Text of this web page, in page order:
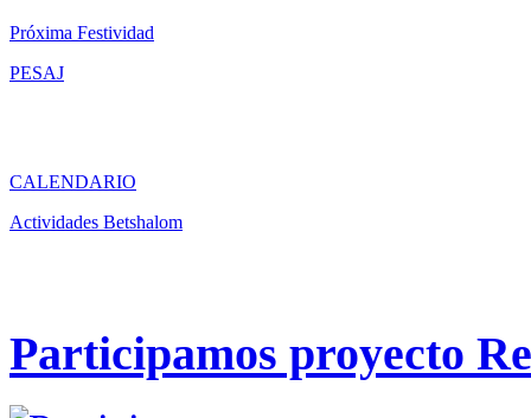
Próxima Festividad
PESAJ
CALENDARIO
Actividades Betshalom
Participamos proyecto